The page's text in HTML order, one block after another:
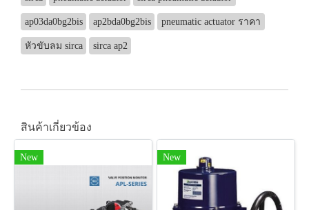
ap03da0bg2bis ap2bda0bg2bis pneumatic actuator ราคา
หัวขับลม sirca sirca ap2
สินค้าเกี่ยวข้อง
New New